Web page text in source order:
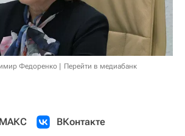
Федоренко Перейти в медиабанк
МАКС ВКонтакте